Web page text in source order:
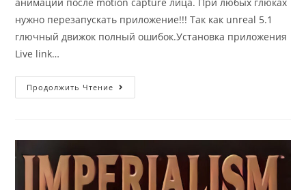
нужно перезапускать приложение!!! Так как unreal 5.1
глючный движок полный ошибок.Установка приложения
Live link…
Продолжить Чтение Настройка
Live
Unreal
Engine
5